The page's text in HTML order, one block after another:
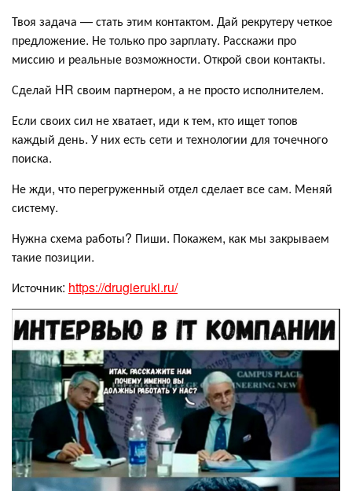
Твоя задача — стать этим контактом. Дай рекрутеру четкое
предложение. Не только про зарплату. Расскажи про
миссию и реальные возможности. Открой свои контакты.
Сделай HR своим партнером, а не просто исполнителем.
Если своих сил не хватает, иди к тем, кто ищет топов
каждый день. У них есть сети и технологии для точечного
поиска.
Не жди, что перегруженный отдел сделает все сам. Меняй
систему.
Нужна схема работы? Пиши. Покажем, как мы закрываем
такие позиции.
Источник: https://drugieruki.ru/